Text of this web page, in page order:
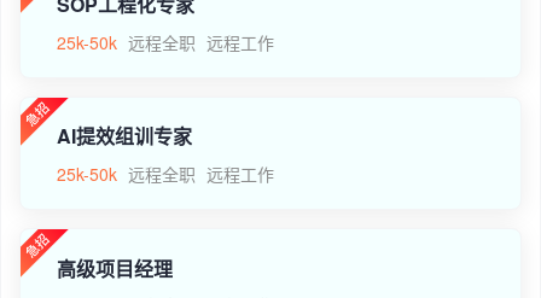
25k-50k 远程全职 远程工作
AI提效组训专家
25k-50k 远程全职 远程工作
高级项目经理